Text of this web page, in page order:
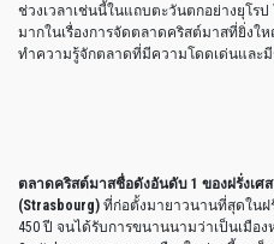
ช่วงเวลาเช่นนี้ในแถบตะวันตกอย่างยุโร
มากในเรื่องการจัดตลาดคริสต์มาสที่ยิ่งใ
ทำความรู้จักตลาดที่มีความโดดเด่นและมี
ตลาดคริสต์มาสชื่อดังอันดับ 1 ของฝรั่งเศ
(Strasbourg) ที่ก่อตั้งมายาวนานที่สุดในฝ
450 ปี จนได้รับการขนานนามว่าเป็นเมือง